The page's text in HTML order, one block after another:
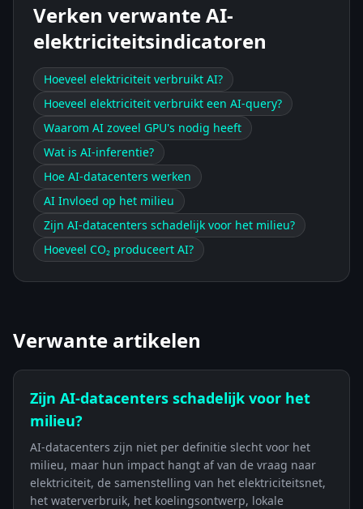
Verken verwante AI-
elektriciteitsindicatoren
Hoeveel elektriciteit verbruikt AI?
Hoeveel elektriciteit verbruikt een AI-query?
Waarom AI zoveel GPU's nodig heeft
Wat is AI-inferentie?
Hoe AI-datacenters werken
AI Invloed op het milieu
Zijn AI-datacenters schadelijk voor het milieu?
Hoeveel CO₂ produceert AI?
Verwante artikelen
Zijn AI-datacenters schadelijk voor het
milieu?
AI-datacenters zijn niet per definitie slecht voor het
milieu, maar hun impact hangt af van de vraag naar
elektriciteit, de samenstelling van het elektriciteitsnet,
het waterverbruik, het koelingsontwerp, lokale